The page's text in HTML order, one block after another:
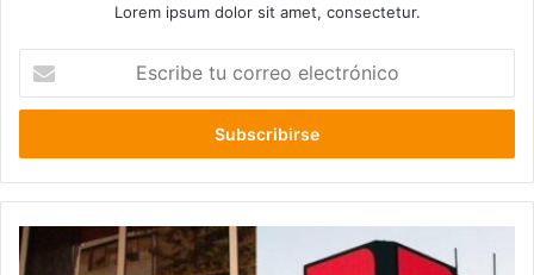
Lorem ipsum dolor sit amet, consectetur.
correo
Gobierno
dice